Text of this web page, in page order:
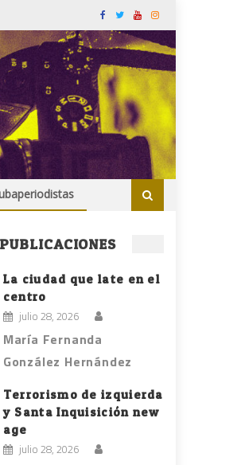
La ciudad que late en el
centro
julio 28, 2026
María Fernanda
González Hernández
Terrorismo de izquierda
y Santa Inquisición new
age
julio 28, 2026